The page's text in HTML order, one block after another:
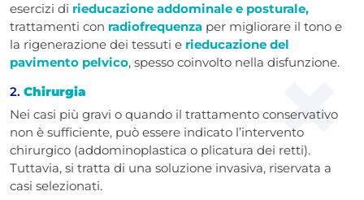
esercizi di rieducazione addominale e posturale,
trattamenti con radiofrequenza per migliorare il tono e
la rigenerazione dei tessuti e rieducazione del
pavimento pelvico, spesso coinvolto nella disfunzione.
2. Chirurgia
Nei casi più gravi o quando il trattamento conservativo
non è sufficiente, può essere indicato l’intervento
chirurgico (addominoplastica o plicatura dei retti).
Tuttavia, si tratta di una soluzione invasiva, riservata a
casi selezionati.